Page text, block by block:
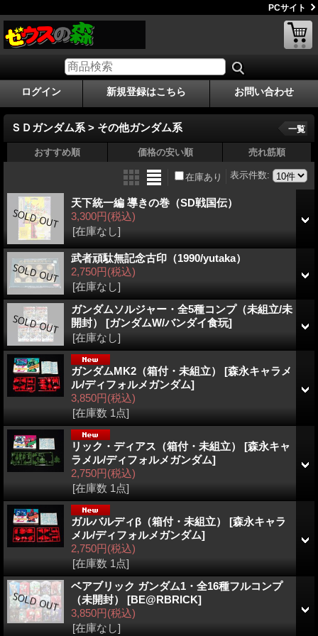
PCサイト
ログイン 新規登録はこちら お問い合わせ
ＳＤガンダム系 > その他ガンダム系 一覧
おすすめ順 価格の安い順 売れ筋順
表示件数:
在庫あり
天下統一編 導きの巻（SD戦国伝）
3,300円(税込)
[在庫なし]
武者頑駄無記念古印（1990/yutaka）
2,750円(税込)
[在庫なし]
ガンダムソルジャー・全5種コンプ（未組立/未
開封） [ガンダムW/バンダイ食玩]
[在庫なし]
ガンダムMK2（箱付・未組立） [森永キャラメ
ル/ディフォルメガンダム]
3,850円(税込)
[在庫数 1点]
リック・ディアス（箱付・未組立） [森永キャ
ラメル/ディフォルメガンダム]
2,750円(税込)
[在庫数 1点]
ガルバルディβ（箱付・未組立） [森永キャラ
メル/ディフォルメガンダム]
2,750円(税込)
[在庫数 1点]
ベアブリック ガンダム1・全16種フルコンプ
（未開封） [BE@RBRICK]
3,850円(税込)
[在庫なし]